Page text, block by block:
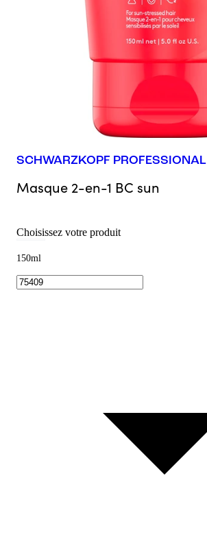
SCHWARZKOPF PROFESSIONAL
Masque 2-en-1 BC sun
Choisissez votre produit
150ml